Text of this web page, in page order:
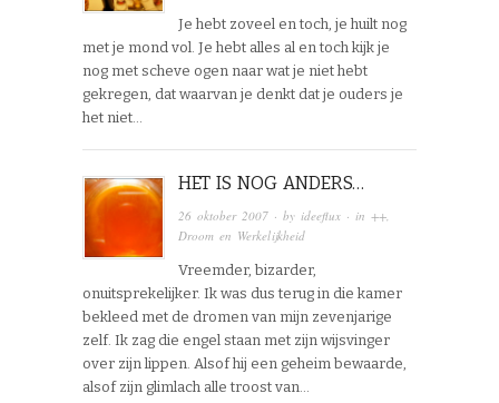
Je hebt zoveel en toch, je huilt nog
met je mond vol. Je hebt alles al en toch kijk je
nog met scheve ogen naar wat je niet hebt
gekregen, dat waarvan je denkt dat je ouders je
het niet…
HET IS NOG ANDERS…
26 oktober 2007 · by ideeflux · in++
Droom en Werkelijkheid
Vreemder, bizarder,
onuitsprekelijker. Ik was dus terug in die kamer
bekleed met de dromen van mijn zevenjarige
zelf. Ik zag die engel staan met zijn wijsvinger
over zijn lippen. Alsof hij een geheim bewaarde,
alsof zijn glimlach alle troost van…